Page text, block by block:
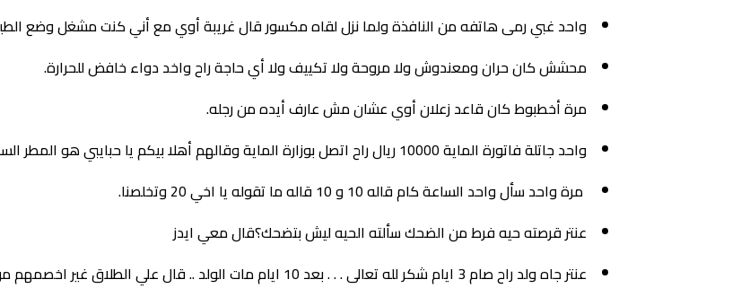
واحد غبي رمى هاتفه من النافذة ولما نزل لقاه مكسور قال غريبة أوي مع أني كنت مشغل وضع
محشش كان حران ومعندوش ولا مروحة ولا تكييف ولا أي حاجة راح واخد دواء خافض للحرارة.
مرة أخطبوط كان قاعد زعلان أوي عشان مش عارف أيده من رجله.
واحد جاتلة فاتورة الماية 10000 ريال راح اتصل بوزارة الماية وقالهم أهلا بيكم يا حبايبي هو المطر السنة دي على حسابي ولا أيه؟.
مرة واحد سأل واحد الساعة كام قاله 10 و 10 قاله ما تقوله يا اخي 20 وتخلصنا.
عنتر قرصته حيه فرط من الضحك سألته الحيه ليش بتضحك؟قال معي ايدز
عنتر جاه ولد راح صام 3 ايام شكر لله تعالى . . . بعد 10 ايام مات الولد .. قال علي الطلاق غير اخصمهم من رمضان